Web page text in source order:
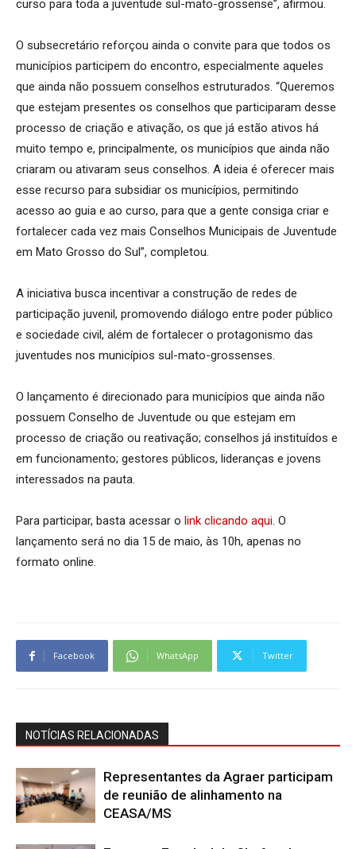
curso para toda a juventude sul-mato-grossense”, afirmou.
O subsecretário reforçou ainda o convite para que todos os
municípios participem do encontro, especialmente aqueles
que ainda não possuem conselhos estruturados. “Queremos
que estejam presentes os conselhos que participaram desse
processo de criação e ativação, os que já estão ativos há
muito tempo e, principalmente, os municípios que ainda não
criaram ou ativaram seus conselhos. A ideia é oferecer mais
esse recurso para subsidiar os municípios, permitindo
acesso ao guia e ao curso, para que a gente consiga criar e
fortalecer cada vez mais Conselhos Municipais de Juventude
em Mato Grosso do Sul”, completou.
A iniciativa busca incentivar a construção de redes de
participação juvenil, promovendo diálogo entre poder público
e sociedade civil, além de fortalecer o protagonismo das
juventudes nos municípios sul-mato-grossenses.
O lançamento é direcionado para municípios que ainda não
possuem Conselho de Juventude ou que estejam em
processo de criação ou reativação; conselhos já instituídos e
em funcionamento; gestores públicos, lideranças e jovens
interessados na pauta.
Para participar, basta acessar o link clicando aqui. O
lançamento será no dia 15 de maio, às 10h, apenas no
formato online.
Facebook WhatsApp Twitter
NOTÍCIAS RELACIONADAS
Representantes da Agraer participam
de reunião de alinhamento na
CEASA/MS